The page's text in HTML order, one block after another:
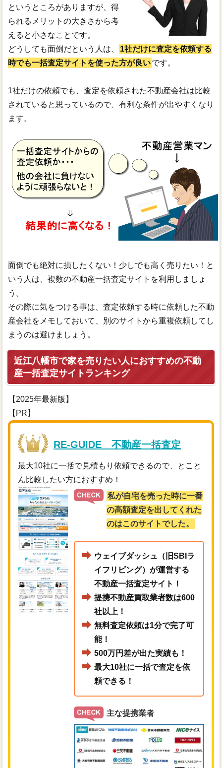
というところがありますが、得
られるメリットの大きさから考
えると小さなことです。
どうしても面倒だという人は、
1社だけに査定を依頼する
時でも一括査定サイトを使った方が良いです。
1社だけの依頼でも、査定を依頼された不動産会社は比較
されていると思っているので、有利な条件が出やすくなり
ます。
面倒でも絶対に損したくない！少しでも高く売りたい！と
いう人は、複数の不動産一括査定サイトを利用しましょ
う。
その際に気をつける事は、査定依頼する時に依頼した不動
産会社をメモしておいて、別のサイトから重複依頼してし
まうのは避けましょう。
近江八幡市で家を売りたい人におすすめの不動
産一括査定サイトランキング
【2025年最新版】
【PR】
RE-GUIDE 不動産一括査定
最大10社に一括で見積もり依頼できるので、とこと
ん比較したい方におすすめ！
私が自宅を売った時に一番
の高額査定を出してくれた
のはこのサイトでした。
ウェイブダッシュ（旧SBIラ
イフリビング）が運営する
不動産一括査定サイト！
提携不動産買取業者数は600
社以上！
無料査定依頼は1分で完了可
能！
500万円差が出た実績も！
最大10社に一括で査定を依
頼できる！
主な提携業者